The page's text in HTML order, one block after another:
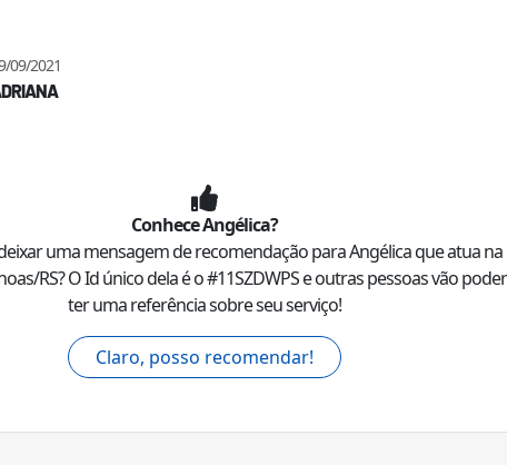
09/2021
ConheceAngélica?
uma mensagem de recomendação paraAngélicaque atua na
/RS? O Id único dela é o #11SZDWPSe outras pessoas vão poder
ter uma referência sobre seu serviço!
Claro, posso recomendar!